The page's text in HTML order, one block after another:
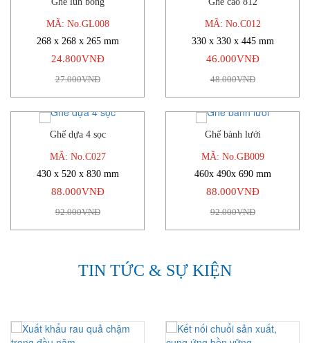
MÃ: No.GL008
268 x 268 x 265 mm
24.800VNĐ
27.000VNĐ
MÃ: No.C012
330 x 330 x 445 mm
46.000VNĐ
48.000VNĐ
Ghế dựa 4 sọc
MÃ: No.C027
430 x 520 x 830 mm
88.000VNĐ
92.000VNĐ
Ghế bành lưới
MÃ: No.GB009
460x 490x 690 mm
88.000VNĐ
92.000VNĐ
TIN TỨC & SỰ KIỆN